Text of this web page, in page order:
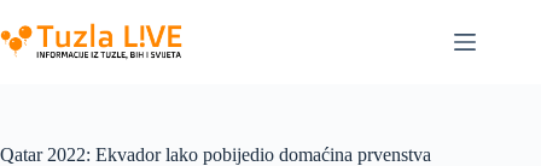
to
content
Qatar 2022: Ekvador lako pobijedio domaćina prvenstva